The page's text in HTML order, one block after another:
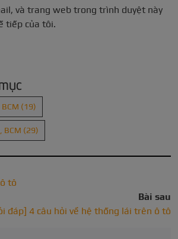
và trang web trong trình duyệt này
tiếp của tôi.
BCM (19)
BCM (29)
tô
Bài sau
đáp] 4 câu hỏi về hệ thống lái trên ô tô